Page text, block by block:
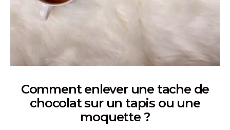
Comment enlever une tache de
chocolat sur un tapis ou une
moquette ?